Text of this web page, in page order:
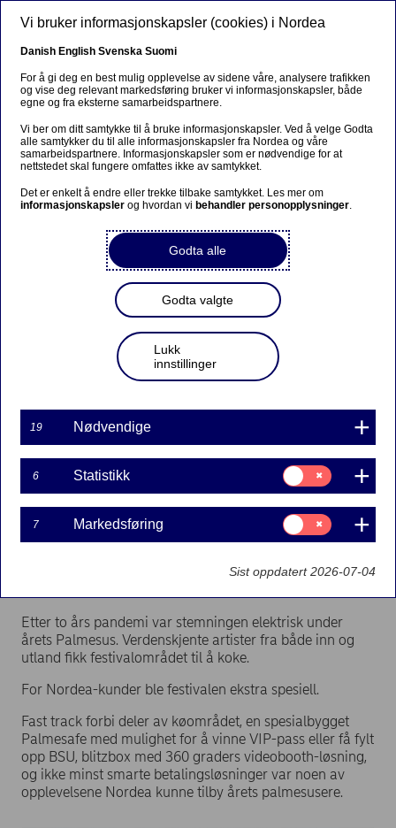
NO
Privatøkonomi
Nordea + Palmesus = sant
03-07-2022
Nordea takker for tidenes strandfest. Mer enn
60.000 festglade mennesker fylte opp bystranda i
Student Helene Jensen (22) var en av de heldige vinnerne som vant
Etter to års pandemi var stemningen elektrisk under
årets Palmesus. Verdenskjente artister fra både inn og
utland fikk festivalområdet til å koke.
For Nordea-kunder ble festivalen ekstra spesiell.
Fast track forbi deler av køområdet, en spesialbygget
Palmesafe med mulighet for å vinne VIP-pass eller få fylt
opp BSU, blitzbox med 360 graders videobooth-løsning,
og ikke minst smarte betalingsløsninger var noen av
opplevelsene Nordea kunne tilby årets palmesusere.
Vi bruker informasjonskapsler (cookies) i Nordea
Danish English Svenska Suomi
For å gi deg en best mulig opplevelse av sidene våre, analysere trafikken
og vise deg relevant markedsføring bruker vi informasjonskapsler, både
egne og fra eksterne samarbeidspartnere.
Vi ber om ditt samtykke til å bruke informasjonskapsler. Ved å velge Godta
alle samtykker du til alle informasjonskapsler fra Nordea og våre
samarbeidspartnere. Informasjonskapsler som er nødvendige for at
nettstedet skal fungere omfattes ikke av samtykket.
Det er enkelt å endre eller trekke tilbake samtykket. Les mer om
informasjonskapsler og hvordan vi behandler personopplysninger.
Godta alle
Godta valgte
Lukk
innstillinger
19 Nødvendige
6 Statistikk
Samtykke
til:
Statistikk
7 Markedsføring
Samtykke
til:
Markedsføring
Sist oppdatert 2026-07-04